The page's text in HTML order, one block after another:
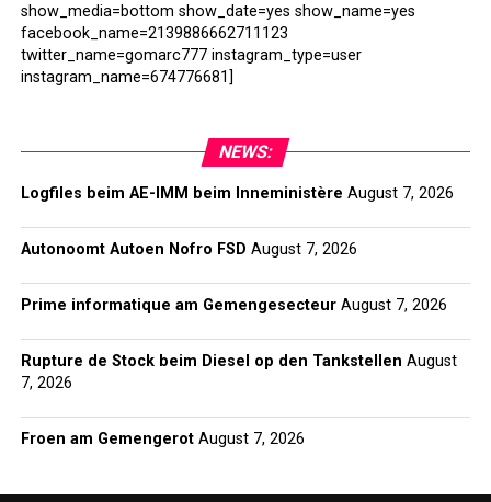
show_media=bottom show_date=yes show_name=yes
facebook_name=2139886662711123
twitter_name=gomarc777 instagram_type=user
instagram_name=674776681]
NEWS:
Logfiles beim AE-IMM beim Inneministère August 7, 2026
Autonoomt Autoen Nofro FSD August 7, 2026
Prime informatique am Gemengesecteur August 7, 2026
Rupture de Stock beim Diesel op den Tankstellen August
7, 2026
Froen am Gemengerot August 7, 2026